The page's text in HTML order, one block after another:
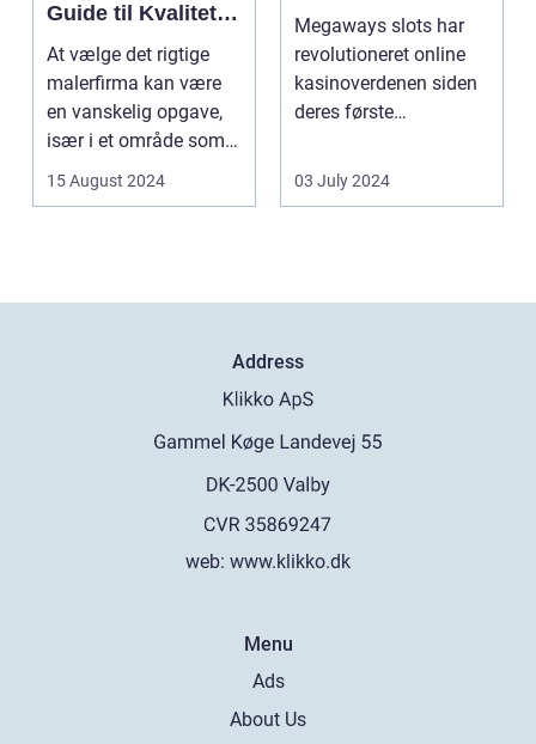
Guide til Kvalitet
og Service
At vælge det rigtige
malerfirma kan være
en vanskelig opgave,
især i et område som
Frederiksberg, hv...
15 August 2024
Megaways slots har
revolutioneret online
kasinoverdenen siden
deres første
spillea...
03 July 2024
Address
web: www.klikko.dk
Menu
Ads
About Us